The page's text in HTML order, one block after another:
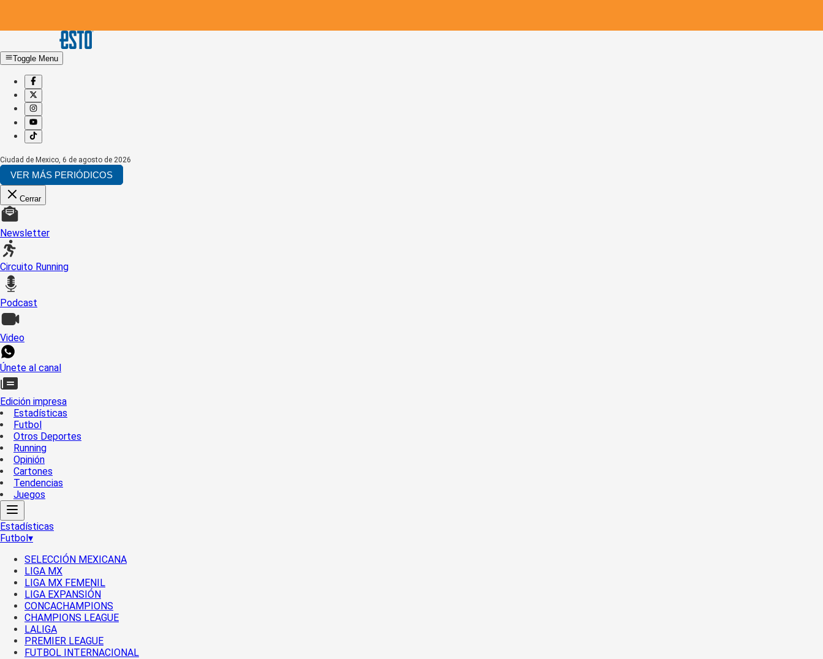
Toggle Menu
Ciudad de Mexico, 6 de agosto de 2026
VER MÁS PERIÓDICOS
Cerrar
Newsletter
Circuito Running
Podcast
Video
Únete al canal
Edición impresa
Estadísticas
Futbol
Otros Deportes
Running
Opinión
Cartones
Tendencias
Juegos
Estadísticas
Futbol▾
SELECCIÓN MEXICANA
LIGA MX
LIGA MX FEMENIL
LIGA EXPANSIÓN
CONCACHAMPIONS
CHAMPIONS LEAGUE
LALIGA
PREMIER LEAGUE
FUTBOL INTERNACIONAL